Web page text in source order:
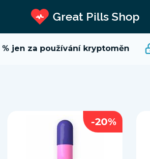
Great Pills Shop
jen za používání kryptoměn
-20%